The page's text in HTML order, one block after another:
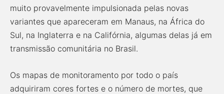
muito provavelmente impulsionada pelas novas
variantes que apareceram em Manaus, na África do
Sul, na Inglaterra e na Califórnia, algumas delas já em
transmissão comunitária no Brasil.
Os mapas de monitoramento por todo o país
adquiriram cores fortes e o número de mortes, que